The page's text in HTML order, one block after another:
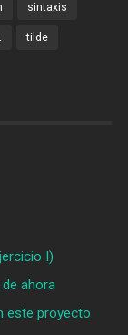
sintaxis
tilde
I)
ahora
este proyecto